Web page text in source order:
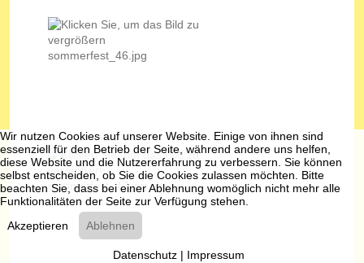
Wir nutzen Cookies auf unserer Website. Einige von ihnen sind
essenziell für den Betrieb der Seite, während andere uns helfen,
diese Website und die Nutzererfahrung zu verbessern. Sie können
selbst entscheiden, ob Sie die Cookies zulassen möchten. Bitte
beachten Sie, dass bei einer Ablehnung womöglich nicht mehr alle
Funktionalitäten der Seite zur Verfügung stehen.
Akzeptieren
Ablehnen
Datenschutz| Impressum